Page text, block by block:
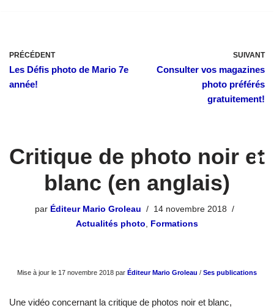
PRÉCÉDENT
Les Défis photo de Mario 7e
année!
SUIVANT
Consulter vos magazines
photo préférés
gratuitement!
Critique de photo noir et
blanc (en anglais)
par Éditeur Mario Groleau
14 novembre 2018
Actualités photo
Formations
Mise à jour le 17 novembre 2018 par Éditeur Mario Groleau / Ses publications
Une vidéo concernant la critique de photos noir et blanc,